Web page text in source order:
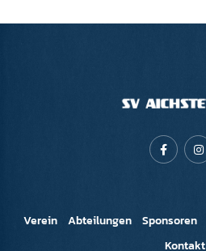
Verein Abteilungen Sponsoren
Kontakt